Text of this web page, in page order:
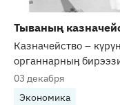
Тываның
Казначейство –
органнарныӊ
03 декабря
Экономика